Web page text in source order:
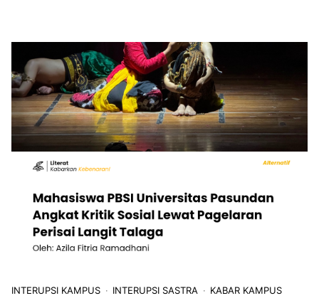
INTERUPSI KAMPUS INTERUPSI SASTRA KABAR KAMPUS